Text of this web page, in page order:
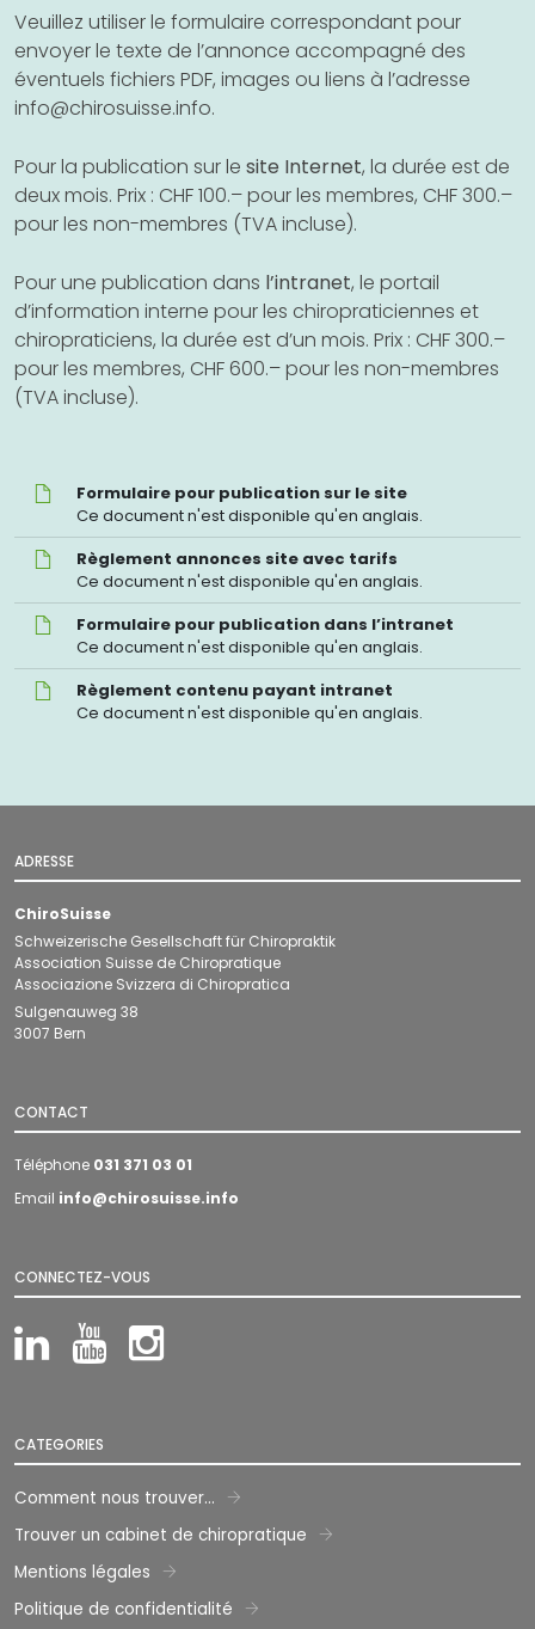
e
f
u
t
u
Veuillez utiliser le formulaire correspondant pour
envoyer le texte de l’annonce accompagné des
éventuels fichiers PDF, images ou liens à l’adresse
info@chirosuisse.info.
Pour la publication sur le site Internet, la durée est de
deux mois. Prix : CHF 100.– pour les membres, CHF 300.–
pour les non-membres (TVA incluse).
Pour une publication dans l’intranet, le portail
d’information interne pour les chiropraticiennes et
chiropraticiens, la durée est d’un mois. Prix : CHF 300.–
pour les membres, CHF 600.– pour les non-membres
(TVA incluse).
Formulaire
publication
sur
site
Formulaire pour publication sur le site
Ce document n'est disponible qu'en anglais.
Règlement
annonces
site
avec
Règlement annonces site avec tarifs
Ce document n'est disponible qu'en anglais.
Formulaire
publication
dans
l’intranet
Formulaire pour publication dans l’intranet
Ce document n'est disponible qu'en anglais.
Règlement
contenu
Règlement contenu payant intranet
Ce document n'est disponible qu'en anglais.
ADRESSE
ChiroSuisse
Schweizerische Gesellschaft für Chiropraktik
Association Suisse de Chiropratique
Associazione Svizzera di Chiropratica
Sulgenauweg 38
3007 Bern
CONTACT
Téléphone 031 371 03 01
Email info@chirosuisse.info
CONNECTEZ-VOUS
LinkedIn
YouTube
CATEGORIES
Comment nous trouver...
Trouver un cabinet de chiropratique
Mentions légales
Politique de confidentialité